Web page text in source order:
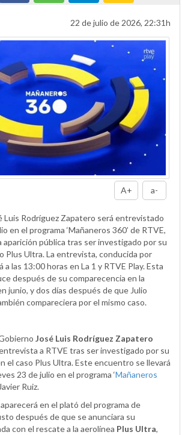
22 de julio de 2026, 22:31h
A+ a-
Luis Rodríguez Zapatero será entrevistado
en el programa ‘Mañaneros 360’ de RTVE,
aparición pública tras ser investigado por su
Plus Ultra. La entrevista, conducida por
a las 13:00 horas en La 1 y RTVE Play. Esta
después de su comparecencia en la
junio, y dos días después de que Julio
compareciera por el mismo caso.
José Luis Rodríguez Zapatero
a RTVE tras ser investigado por su
el caso Plus Ultra. Este encuentro se llevará
23 de julio en el programa ‘Mañaneros
Ruiz.
en el plató del programa de
después de que se anunciara su
con el rescate a la aerolínea Plus Ultra,